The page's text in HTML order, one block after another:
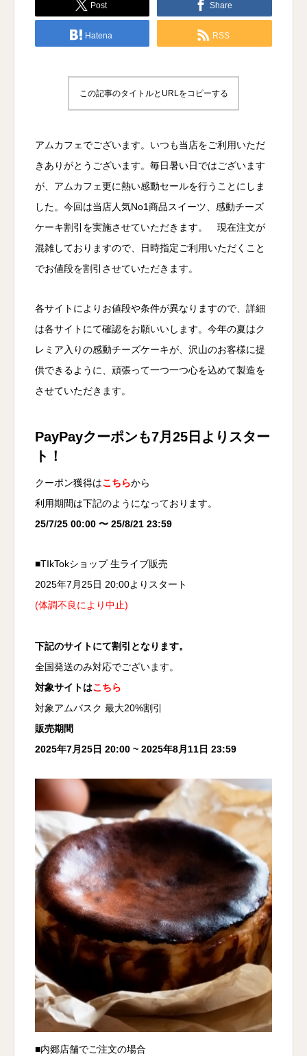
Post Share
Hatena RSS
この記事のタイトルとURLをコピーする
アムカフェでございます。いつも当店をご利用いただ
きありがとうございます。毎日暑い日ではございます
が、アムカフェ更に熱い感動セールを行うことにしま
した。今回は当店人気No1商品スイーツ、感動チーズ
ケーキ割引を実施させていただきます。 現在注文が
混雑しておりますので、日時指定ご利用いただくこと
でお値段を割引させていただきます。
各サイトによりお値段や条件が異なりますので、詳細
は各サイトにて確認をお願いいします。今年の夏はク
レミア入りの感動チーズケーキが、沢山のお客様に提
供できるように、頑張って一つ一つ心を込めて製造を
させていただきます。
PayPayクーポンも7月25日よりスター
ト！
クーポン獲得はこちらから
利用期間は下記のようになっております。
25/7/25 00:00 〜 25/8/21 23:59
■TIkTokショップ 生ライブ販売
2025年7月25日 20:00よりスタート
(体調不良により中止)
下記のサイトにて割引となります。
全国発送のみ対応でございます。
対象サイトはこちら
対象アムバスク 最大20%割引
販売期間
2025年7月25日 20:00 ~ 2025年8月11日 23:59
■内郷店舗でご注文の場合